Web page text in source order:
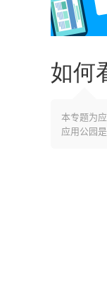
如何
本专题为
应用公园